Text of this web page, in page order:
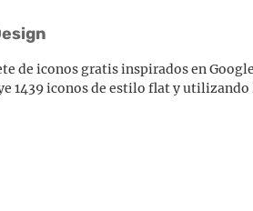
de iconos gratis inspirados en
1439 iconos de estilo flat y